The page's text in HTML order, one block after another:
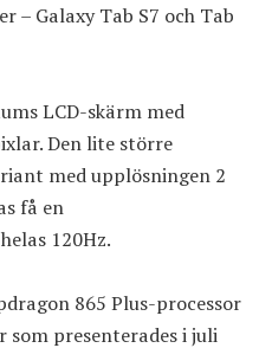
– Galaxy Tab S7 och Tab
LCD-skärm med
Den lite större
med upplösningen 2
få en
120Hz.
865 Plus-processor
som presenterades i juli